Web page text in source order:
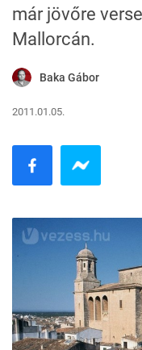
már jövőre
Mallorcán.
Baka Gábor
2011.01.05.